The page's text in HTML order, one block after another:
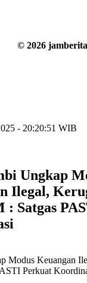
© 2026
- 20:20:51 WIB
Ungkap
Ilegal,
: Satgas